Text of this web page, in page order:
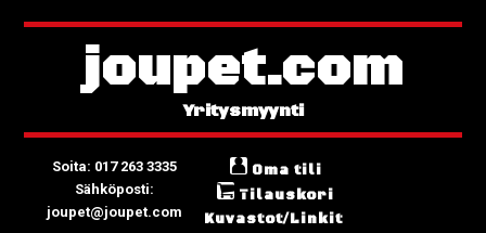
joupet.com
Soita: 017 263 3335
Sähköposti:
joupet@joupet.com
Oma tili
Tilauskori
Kuvastot/Linkit